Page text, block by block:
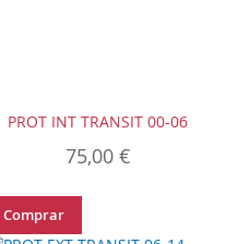
PROT INT TRANSIT 00-06
75,00 €
Comprar